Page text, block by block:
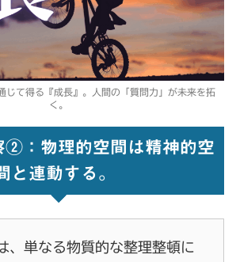
じて得る『成長』。人間の「質問力」が未来を拓
く。
②：物理的空間は精神的空
と連動する。
、単なる物質的な整理整頓に